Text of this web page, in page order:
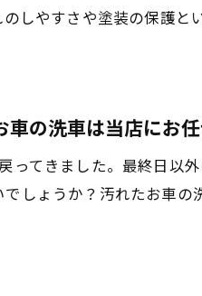
しやすさや塗装の保護
車の洗車は当店にお
ってきました。最終日以
でしょうか？汚れたお車